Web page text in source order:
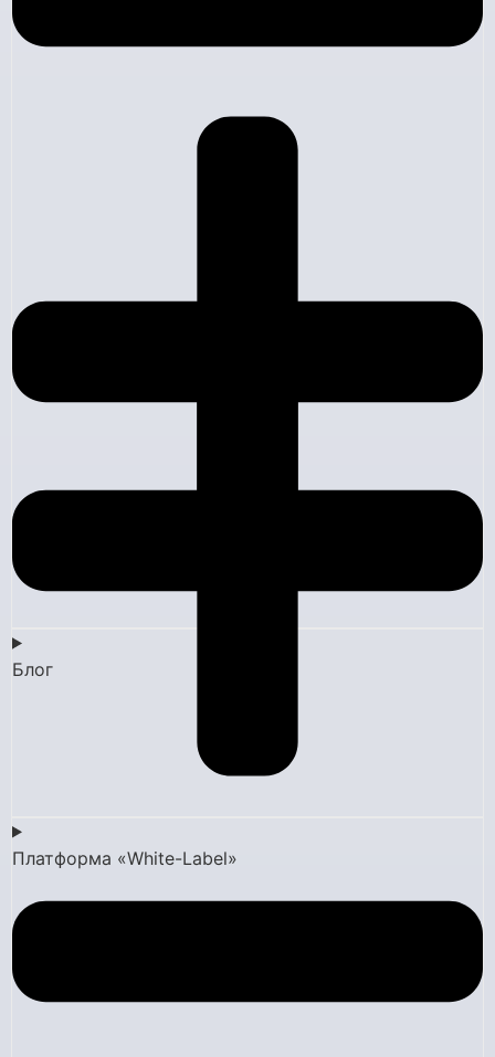
Блог
Платформа «White-Label»